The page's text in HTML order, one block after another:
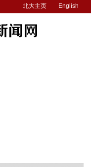
北大主页 English